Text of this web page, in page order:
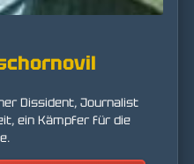
Dissident, Journalist
ein Kämpfer für die